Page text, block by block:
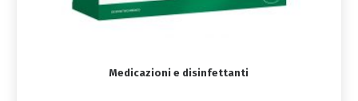
Medicazioni e disinfettanti